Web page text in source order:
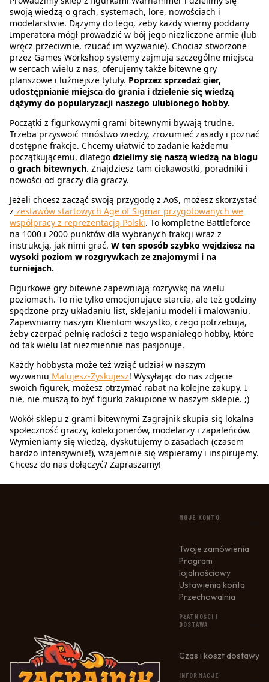
swoją wiedzą o grach, systemach, lore, nowościach i
modelarstwie. Dążymy do tego, żeby każdy wierny poddany
Imperatora mógł prowadzić w bój jego niezliczone armie (lub
wręcz przeciwnie, rzucać im wyzwanie). Chociaż stworzone
przez Games Workshop systemy zajmują szczególne miejsca
w sercach wielu z nas, oferujemy także bitewne gry
planszowe i luźniejsze tytuły. Poprzez sprzedaż gier,
udostępnianie miejsca do grania i dzielenie się wiedzą
dążymy do popularyzacji naszego ulubionego hobby.
Początki z figurkowymi grami bitewnymi bywają trudne.
Trzeba przyswoić mnóstwo wiedzy, zrozumieć zasady i poznać
dostępne frakcje. Chcemy ułatwić to zadanie każdemu
początkującemu, dlatego dzielimy się naszą wiedzą na blogu
o grach bitewnych. Znajdziesz tam ciekawostki, poradniki i
nowości od graczy dla graczy.
Jeżeli chcesz zacząć swoją przygodę z AoS, możesz skorzystać
z zestawów startowych Age of Sigmar przygotowanych we
współpracy z reprezentacją Polski. To kompletne Battleforce
na 1000 i 2000 punktów dla wybranych frakcji wraz z
instrukcją, jak nimi grać. W ten sposób szybko wejdziesz na
wysoki poziom w rozgrywkach ze znajomymi i na
turniejach.
Figurkowe gry bitewne zapewniają rozrywkę na wielu
poziomach. To nie tylko emocjonujące starcia, ale też godziny
spędzone przy układaniu list, sklejaniu modeli i malowaniu.
Zapewniamy naszym Klientom wszystko, czego potrzebują,
żeby czerpać pełnię radości z tego wspaniałego hobby, które
od tak wielu lat niezmiennie nas pasjonuje.
Każdy hobbysta może też wziąć udział w naszym
wyzwaniu Malujesz-Zyskujesz! Wysyłając do nas zdjęcie
swoich figurek, możesz otrzymać rabat na kolejne zakupy. I
nie, nie muszą to być figurki zakupione w naszym sklepie. ;)
Wokół sklepu z grami bitewnymi Zagrajnik skupia się lokalna
społeczność graczy, kolekcjonerów, modelarzy i zapaleńców.
Wymieniamy się wiedzą, dyskutujemy o zasadach (czasem
bardzo intensywnie!), wzajemnie się wspieramy i inspirujemy.
Chcesz do nas dołączyć? Zapraszamy!
LINKI W STOPCE
MOJE KONTO
Twoje zamówienia
Program
lojalnościowy
Ustawienia konta
Przechowalnia
PŁATNOŚCI I
DOSTAWA
Czas i koszt dostawy
INFORMACJE